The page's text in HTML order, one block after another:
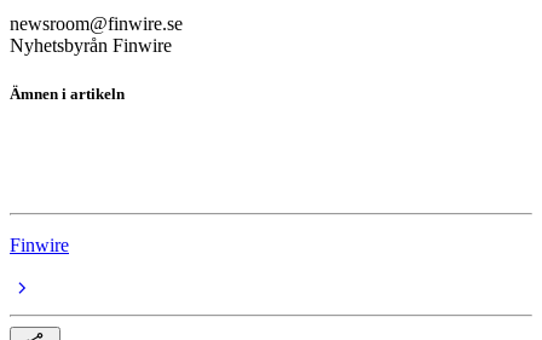
newsroom@finwire.se
Nyhetsbyrån Finwire
Ämnen i artikeln
Finwire